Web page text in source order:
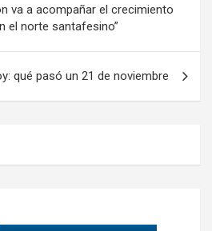
va a acompañar el crecimiento
el norte santafesino”
qué pasó un 21 de noviembre